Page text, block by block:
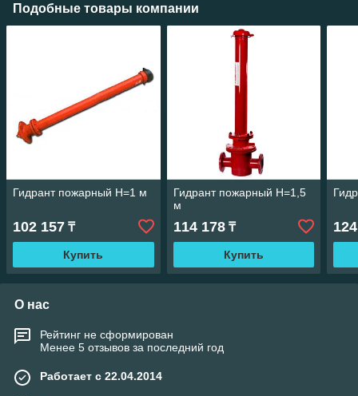
Подобные товары компании
Гидрант пожарный H=1 м
102 157 ₸
Купить
Гидрант пожарный H=1,5
м
114 178₸
Купить
О нас
Рейтинг не сформирован
Менее 5 отзывов за последний год
Работает с 22.04.2014